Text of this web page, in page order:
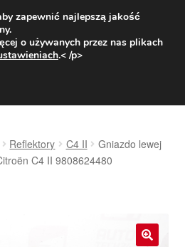
od 31 zł
16:00800 003 167
Reflektory C4 II
Gniazdo lewej
C4 II 9808624480
zapewnić najlepszą jakość
o używanych przez nas plikach
.< /p>